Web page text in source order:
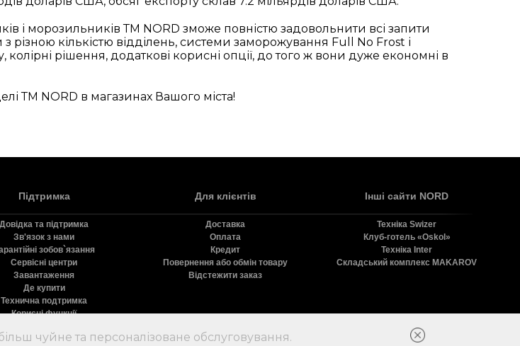
і морозильників ТМ NORD зможе повністю задовольнити всі запити
різною кількістю відділень, системи заморожування Full No Frost і
рішення, додаткові корисні опції, до того ж вони дуже економні в
ТМ NORD в магазинах Вашого міста!
чуйне та персоналізоване обслуговування.
Підтримка
Довідка та підтримка
Зв'язок з нами
зобов`язання
Сервісні центри
Завантаження
Де купити
Технична подтримка
Корисні функції
Для клієнтів
Доставка
Оплата
Кредит
Повернення або обмін товару
Відстежити заказ
Інші сайти NORD
Технiка Swizer
Клуб-готель «Oskol»
Технiка Inter
Складський комплекс MAKAROV
основе71 оценок и 50пользовательских отзывов.